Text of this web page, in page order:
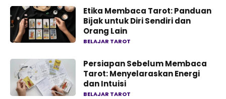
Etika Membaca Tarot: Panduan
Bijak untuk Diri Sendiri dan
Orang Lain
BELAJAR TAROT
Persiapan Sebelum Membaca
Tarot: Menyelaraskan Energi
dan Intuisi
BELAJAR TAROT